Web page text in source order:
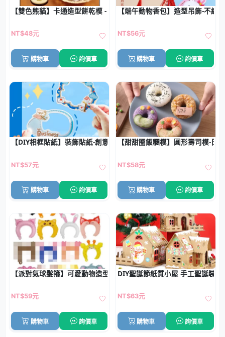
【雙色熊貓】卡通造型餅乾模 - DIY烘焙模具
NT$48元
購物車 詢價車
【端午動物香包】造型吊飾-不織
NT$56元
購物車 詢價車
【DIY相框貼紙】裝飾貼紙-創意照片邊框 (10張)
NT$57元
購物車 詢價車
【甜甜圈飯糰模】圓形壽司模-日
NT$58元
購物車 詢價車
【派對氣球髮箍】可愛動物造型-鋁膜氣球生日派對
NT$59元
購物車 詢價車
DIY聖誕節紙質小屋 手工聖誕裝
NT$63元
購物車 詢價車